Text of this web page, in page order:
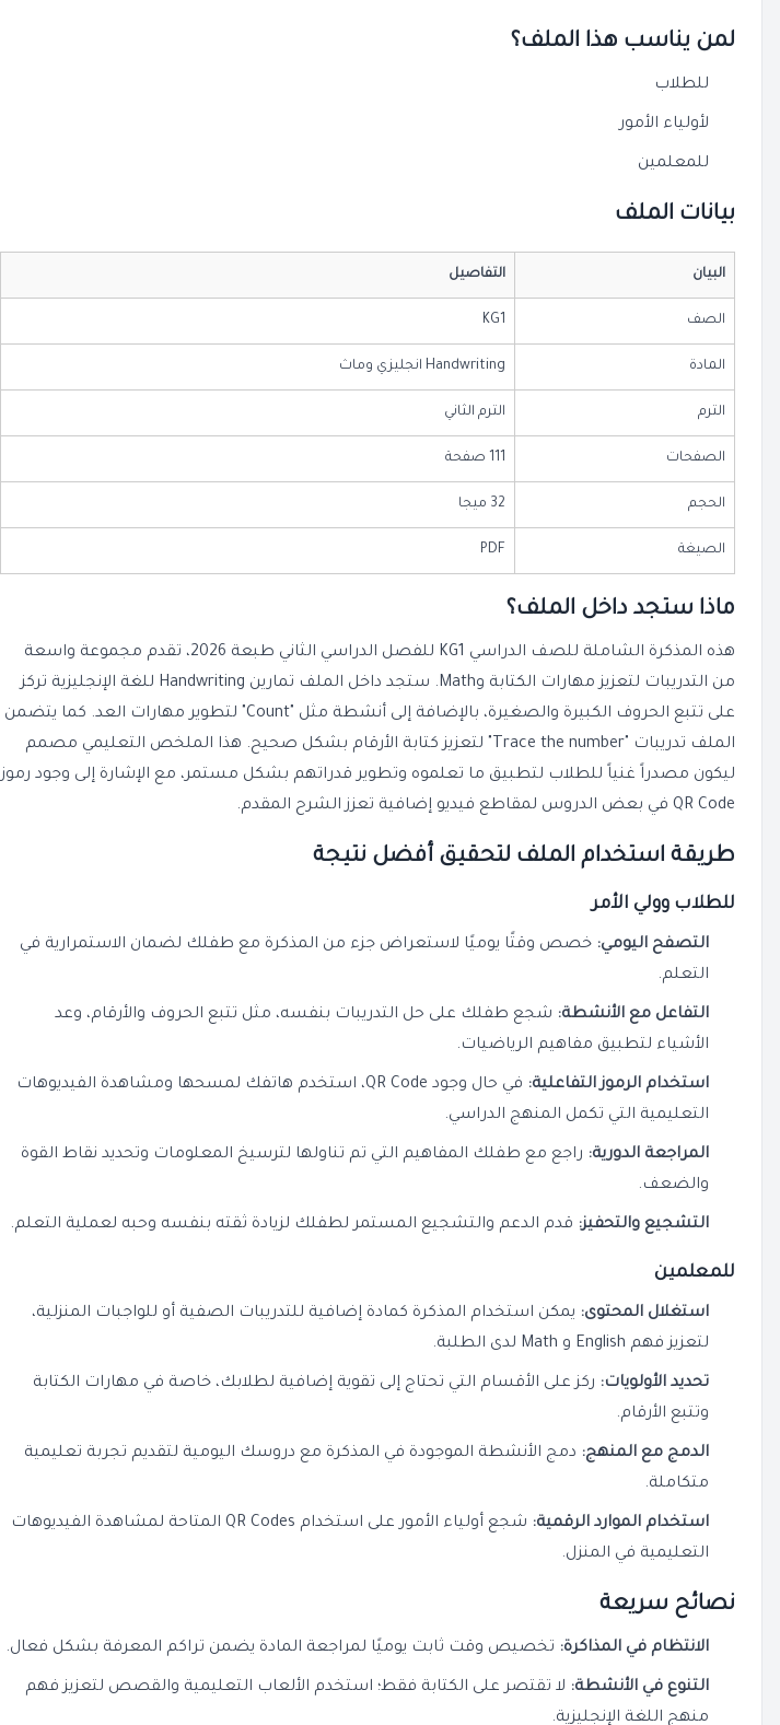
لمن يناسب هذا الملف؟
للطلاب
لأولياء الأمور
للمعلمين
بيانات الملف
البيان التفاصيل
الصف KG1
المادة Handwriting انجليزي وماث
الترم الترم الثاني
الصفحات 111 صفحة
الحجم 32 ميجا
الصيغة PDF
ماذا ستجد داخل الملف؟
هذه المذكرة الشاملة للصف الدراسي KG1
للفصل الدراسي الثاني طبعة 2026، تقدم مجموعة واسعة
من التدريبات لتعزيز مهارات الكتابة وMath
. ستجد داخل الملف تمارين Handwriting للغة الإنجليزية تركز
على تتبع الحروف الكبيرة والصغيرة، بالإضافة إلى أنشطة مثل "Count" لتطوير مهارات العد. كما يتضمن
الملف تدريبات "Trace the number" لتعزيز كتابة الأرقام بشكل صحيح. هذا الملخص التعليمي مصمم
ليكون مصدراً غنياً للطلاب لتطبيق ما تعلموه وتطوير قدراتهم بشكل مستمر، مع الإشارة إلى وجود رموز
QR Code في بعض الدروس لمقاطع فيديو إضافية تعزز الشرح المقدم.
طريقة استخدام الملف لتحقيق أفضل نتيجة
للطلاب وولي الأمر
التصفح اليومي: خصص وقتًا يوميًا لاستعراض جزء من المذكرة مع طفلك لضمان الاستمرارية في
التعلم.
التفاعل مع الأنشطة: شجع طفلك على حل التدريبات بنفسه، مثل تتبع الحروف والأرقام، وعد
الأشياء لتطبيق مفاهيم الرياضيات.
استخدام الرموز التفاعلية: في حال وجود QR Code، استخدم هاتفك لمسحها ومشاهدة الفيديوهات
التعليمية التي تكمل المنهج الدراسي.
المراجعة الدورية: راجع مع طفلك المفاهيم التي تم تناولها لترسيخ المعلومات وتحديد نقاط القوة
والضعف.
التشجيع والتحفيز: قدم الدعم والتشجيع المستمر لطفلك لزيادة ثقته بنفسه وحبه لعملية التعلم.
للمعلمين
استغلال المحتوى: يمكن استخدام المذكرة كمادة إضافية للتدريبات الصفية أو للواجبات المنزلية،
لتعزيز فهم English و Math لدى الطلبة.
تحديد الأولويات: ركز على الأقسام التي تحتاج إلى تقوية إضافية لطلابك، خاصة في مهارات الكتابة
وتتبع الأرقام.
الدمج مع المنهج: دمج الأنشطة الموجودة في المذكرة مع دروسك اليومية لتقديم تجربة تعليمية
متكاملة.
استخدام الموارد الرقمية: شجع أولياء الأمور على استخدام QR Codes المتاحة لمشاهدة الفيديوهات
التعليمية في المنزل.
نصائح سريعة
الانتظام في المذاكرة: تخصيص وقت ثابت يوميًا لمراجعة المادة يضمن تراكم المعرفة بشكل فعال.
التنوع في الأنشطة: لا تقتصر على الكتابة فقط؛ استخدم الألعاب التعليمية والقصص لتعزيز فهم
منهج اللغة الإنجليزية.